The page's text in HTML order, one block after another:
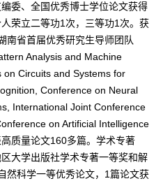
委、全国优秀博士学位论文获得
荣立二等功1次，三等功1次。获
南省首届优秀研究生导师团队
Analysis and Machine
on Circuits and Systems for
Conference on Neural
International Joint Conference
on Artificial Intelligence
质量论文160多篇。学术专著
大学出版社学术专著一等奖和解
然科学一等优秀论文，1篇论文获